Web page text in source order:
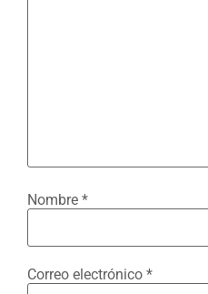
Nombre *
Correo electrónico *